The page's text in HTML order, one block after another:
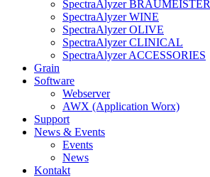
SpectraAlyzer BRAUMEISTER
SpectraAlyzer WINE
SpectraAlyzer OLIVE
SpectraAlyzer CLINICAL
SpectraAlyzer ACCESSORIES
Grain
Software
Webserver
AWX (Application Worx)
Support
News & Events
Events
News
Kontakt